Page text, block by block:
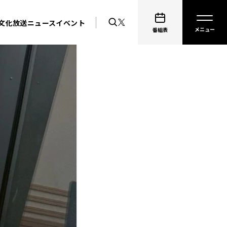
化放送ニュースイベント
番組表